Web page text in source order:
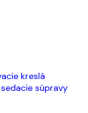
kreslá
súpravy